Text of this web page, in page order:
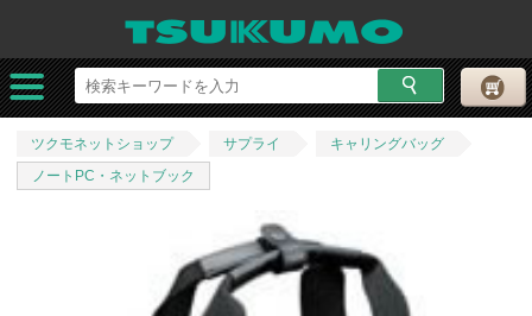
ツクモネットショップ サプライ
キャリングバッグ
ノートPC・ネットブック